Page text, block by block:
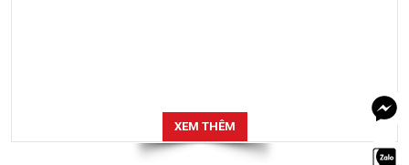
XEM THÊM